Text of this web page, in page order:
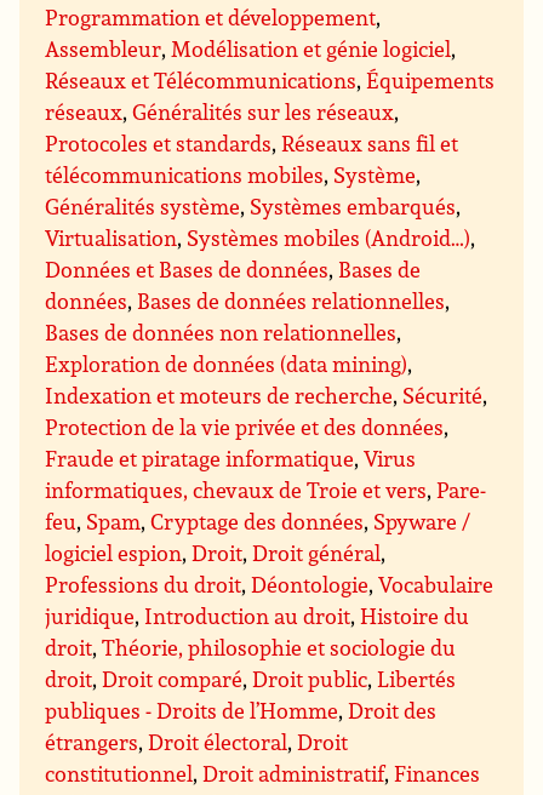
Programmation et développement,
Assembleur, Modélisation et génie logiciel,
Réseaux et Télécommunications,Équipements
réseaux,Généralités sur les réseaux,
Protocoles et standards,Réseaux sans fil et
télécommunications mobiles, Système,
Généralités système, Systèmes embarqués,
Virtualisation, Systèmes mobiles (Android…),
Données et Bases de données, Bases de
données, Bases de données relationnelles,
Bases de données non relationnelles,
Exploration de données (data mining),
Indexation et moteurs de recherche, Sécurité,
Protection de la vie privée et des données,
Fraude et piratage informatique,Virus
informatiques, chevaux de Troie et vers,Pare-
feu, Spam,Cryptage des données, Spyware /
logiciel espion,Droit,Droit général,
Professions du droit,Déontologie,Vocabulaire
juridique, Introduction au droit,Histoire du
droit,Théorie, philosophie et sociologie du
droit,Droit comparé,Droit public,Libertés
publiques - Droits de l’Homme,Droit des
étrangers,Droit électoral,Droit
constitutionnel,Droit administratif,Finances